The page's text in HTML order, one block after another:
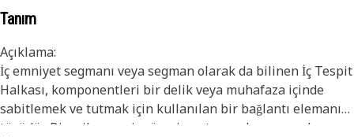
Tanım
Açıklama:
İç emniyet segmanı veya segman olarak da bilinen İç Tespit
Halkası, komponentleri bir delik veya muhafaza içinde
sabitlemek ve tutmak için kullanılan bir bağlantı elemanı
türüdür. Bir mil veya pim üzerine oturan dış segmanların